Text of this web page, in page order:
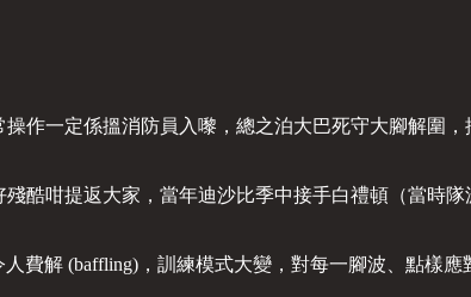
作一定係搵消防員入嚟，總之泊大巴死守大腳解圍
酷咁提返大家，當年迪沙比季中接手白禮頓（當時
解 (baffling)，訓練模式大變，對每一腳波、點樣應